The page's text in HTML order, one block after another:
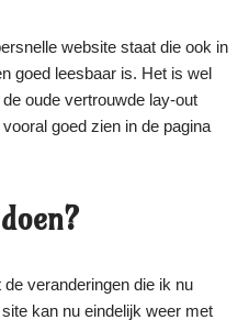
website staat die ook in
goed leesbaar is. Het is wel
oude vertrouwde lay-out
goed zien in de pagina
veranderingen die ik nu
kan nu eindelijk weer met